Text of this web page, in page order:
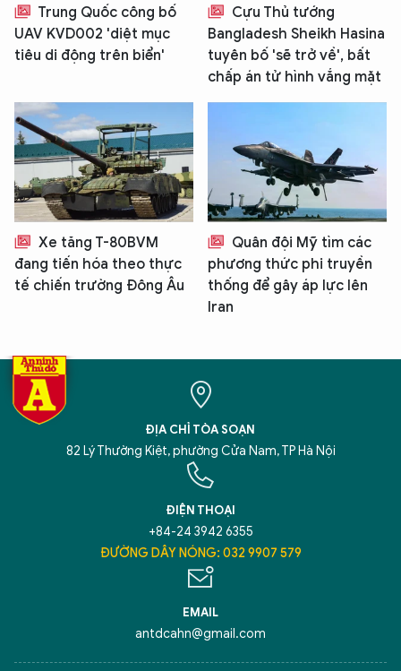
Trung Quốc công bố
UAV KVD002 'diệt mục
tiêu di động trên biển'
Cựu Thủ tướng
Bangladesh Sheikh Hasina
tuyên bố 'sẽ trở về', bất
chấp án tử hình vắng mặt
Xe tăng T-80BVM
đang tiến hóa theo thực
tế chiến trường Đông Âu
Quân đội Mỹ tìm các
phương thức phi truyền
thống để gây áp lực lên
Iran
ĐỊA CHỈ TÒA SOẠN
82 Lý Thường Kiệt, phường Cửa Nam, TP Hà Nội
ĐIỆN THOẠI
+84-24 3942 6355
ĐƯỜNG DÂY NÓNG: 032 9907 579
EMAIL
antdcahn@gmail.com